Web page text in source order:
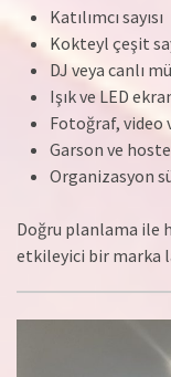
Katılımcı sayısı
Kokteyl çeşit
DJ veya canlı
Işık ve LED
Fotoğraf, video
Garson ve
Organizasyon
Doğru planlama ile
etkileyici bir marka